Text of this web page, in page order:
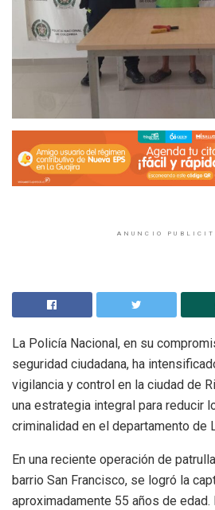
ANUNCIO
La Policía Nacional, en su
seguridad ciudadana, ha
vigilancia y control en la ciudad de
una estrategia integral para reducir
criminalidad en el departamento de
En una reciente operación de
barrio San Francisco, se logró la
aproximadamente 55 años de edad.